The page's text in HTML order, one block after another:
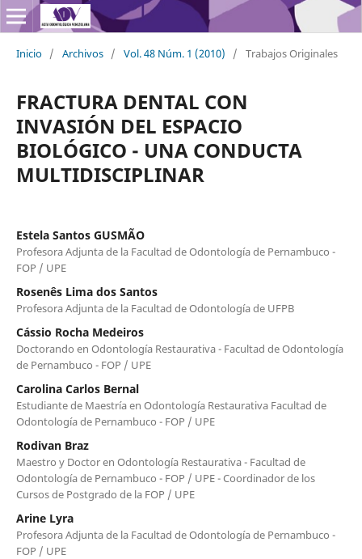
Inicio / Archivos / Vol. 48 Núm. 1 (2010) / Trabajos Originales
FRACTURA DENTAL CON
INVASIÓN DEL ESPACIO
BIOLÓGICO - UNA CONDUCTA
MULTIDISCIPLINAR
Estela Santos GUSMÃO
Profesora Adjunta de la Facultad de Odontología de Pernambuco -
FOP / UPE
Rosenês Lima dos Santos
Profesora Adjunta de la Facultad de Odontología de UFPB
Cássio Rocha Medeiros
Doctorando en Odontología Restaurativa - Facultad de Odontología
de Pernambuco - FOP / UPE
Carolina Carlos Bernal
Estudiante de Maestría en Odontología Restaurativa Facultad de
Odontología de Pernambuco - FOP / UPE
Rodivan Braz
Maestro y Doctor en Odontología Restaurativa - Facultad de
Odontología de Pernambuco - FOP / UPE - Coordinador de los
Cursos de Postgrado de la FOP / UPE
Arine Lyra
Profesora Adjunta de la Facultad de Odontología de Pernambuco -
FOP / UPE